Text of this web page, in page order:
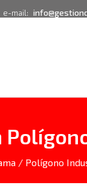
e-mail:
/ Polígono